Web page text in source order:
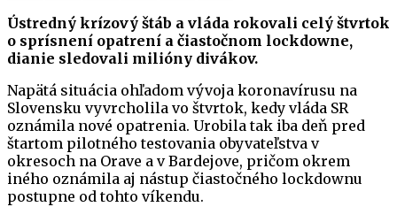
Ústredný krízový štáb a vláda rokovali celý štvrtok
o sprísnení opatrení a čiastočnom lockdowne,
dianie sledovali milióny divákov.
Napätá situácia ohľadom vývoja koronavírusu na
Slovensku vyvrcholila vo štvrtok, kedy vláda SR
oznámila nové opatrenia. Urobila tak iba deň pred
štartom pilotného testovania obyvateľstva v
okresoch na Orave a v Bardejove, pričom okrem
iného oznámila aj nástup čiastočného lockdownu
postupne od tohto víkendu.